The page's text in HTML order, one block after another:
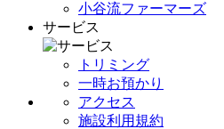
小谷流ファーマーズ
サービス
トリミング
一時お預かり
アクセス
施設利用規約